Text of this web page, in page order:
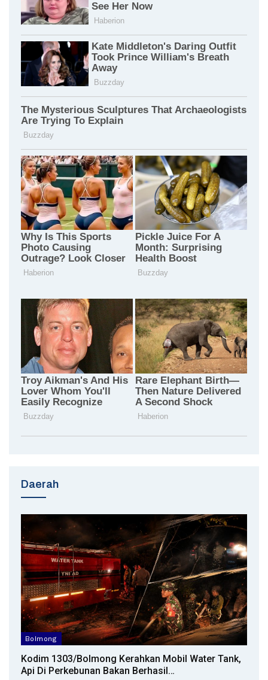
Daerah
Bolmong
Kodim 1303/Bolmong Kerahkan Mobil Water Tank,
Api Di Perkebunan Bakan Berhasil…